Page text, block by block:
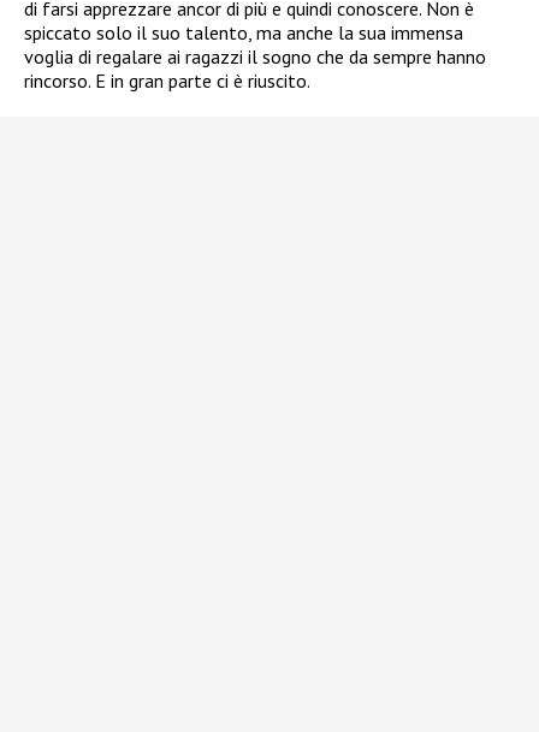
di farsi apprezzare ancor di più e quindi conoscere. Non è
spiccato solo il suo talento, ma anche la sua immensa
voglia di regalare ai ragazzi il sogno che da sempre hanno
rincorso. E in gran parte ci è riuscito.